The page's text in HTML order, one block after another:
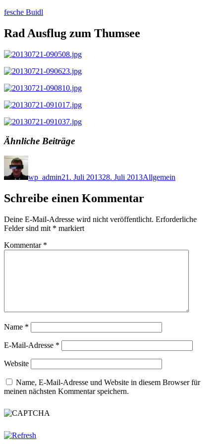
Zum
springen
fesche Buidl
Rad Ausflug zum Thumsee
Ähnliche Beiträge
Autor
wp_admin21. Juli 201328. Juli 2013Allgemein
Schreibe einen Kommentar
Deine E-Mail-Adresse wird nicht veröffentlicht. Erforderliche
Felder sind mit * markiert
Kommentar *
Name *
E-Mail-Adresse *
Website
Name, E-Mail-Adresse und Website in diesem Browser für
meinen nächsten Kommentar speichern.